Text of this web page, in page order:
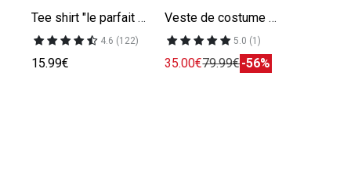
Tee shirt "le parfait by JULES"
4.6 (122)
15.99€
Veste de costume croisée confort
5.0 (1)
35.00€79.99€-56%